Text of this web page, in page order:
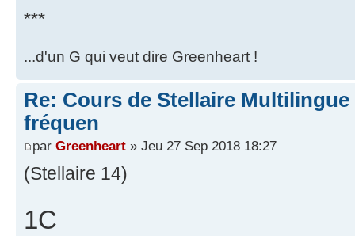
***
...d'un G qui veut dire Greenheart !
Re: Cours de Stellaire
fréquen
par Greenheart » Jeu 27 Sep 2018 18:27
(Stellaire 14)
1C